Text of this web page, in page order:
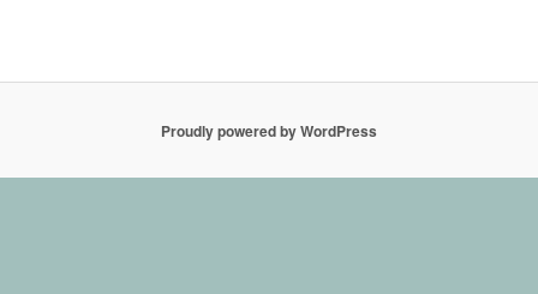
Proudly powered by WordPress